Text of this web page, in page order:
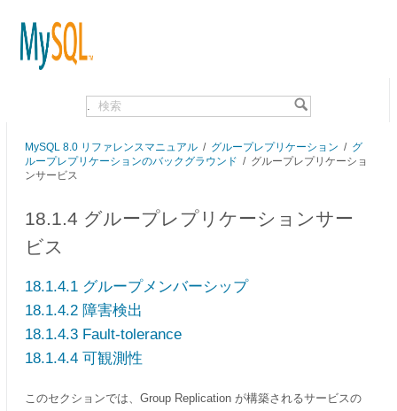
MySQL 8.0 リファレンスマニュアル / グループレプリケーション / グ
ループレプリケーションのバックグラウンド / グループレプリケーショ
ンサービス
18.1.4 グループレプリケーションサー
ビス
18.1.4.1 グループメンバーシップ
18.1.4.2 障害検出
18.1.4.3 Fault-tolerance
18.1.4.4 可観測性
このセクションでは、Group Replication が構築されるサービスの